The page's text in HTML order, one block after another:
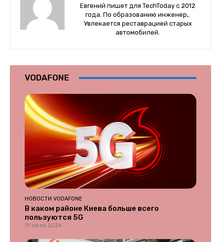
Евгений пишет для TechToday с 2012
года. По образованию инженер,.
Увлекается реставрацией старых
автомобилей.
VODAFONE
НОВОСТИ VODAFONE
В каком районе Киева больше всего
пользуются 5G
31 июля 2026